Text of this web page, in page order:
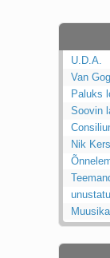
U.D.A.
Van
Paluks
Soovin
Nik
Muusika